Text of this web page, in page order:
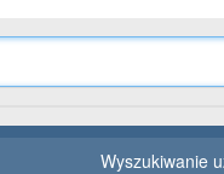
Wyszukiwanie